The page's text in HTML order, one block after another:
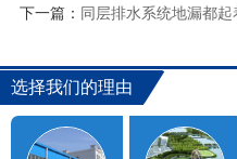
下一篇： 同层排水系统地漏都
选择我们的理由